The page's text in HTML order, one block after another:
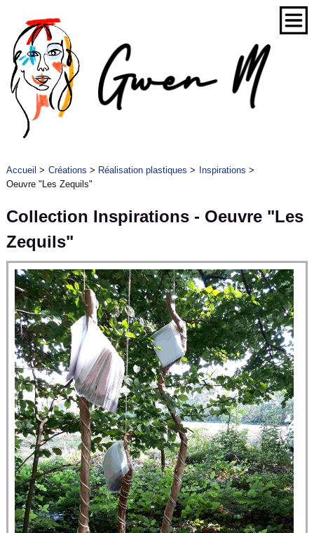
Accueil > Créations > Réalisation plastiques > Inspirations >
Oeuvre "Les Zequils"
Collection Inspirations - Oeuvre "Les
Zequils"